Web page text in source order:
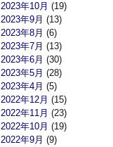
2023年10月 (19)
2023年9月 (13)
2023年8月 (6)
2023年7月 (13)
2023年6月 (30)
2023年5月 (28)
2023年4月 (5)
2022年12月 (15)
2022年11月 (23)
2022年10月 (19)
2022年9月 (9)